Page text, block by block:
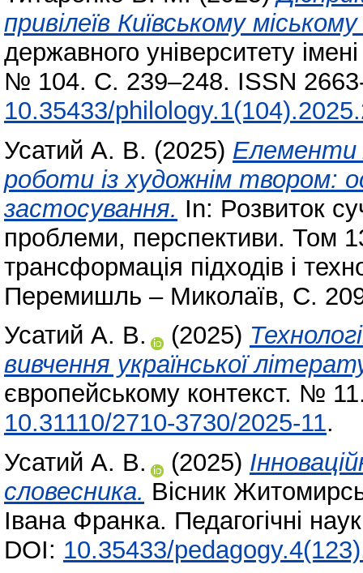
привілеїв Київському
державного університету
№ 104. С. 239–248. ISSN
10.35433/
Усатий А. В. (2025) Елементи
роботи із художнім твором:
застосування. In: Розвиток
проблеми, перспективи. Том
трансформація підходів і
Перемишль – Миколаїв, С.
Усатий А. В.
(2025)
вивчення української
європейському контекст. №
10.31110/2710-3730/2025-11.
Усатий А. В.
(2025)
словесника. Вісник
Івана Франка. Педагогічні
DOI: 10.35433/